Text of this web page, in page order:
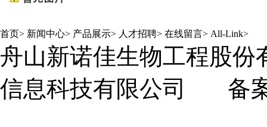
首页> 新闻中心> 产品展示> 人才招聘> 在线留言> All-Link>
舟山新诺佳生物工程股
信息科技有限公司
备案